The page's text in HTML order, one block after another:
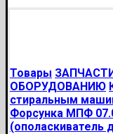
Товары
ОБОРУДОВАНИЮ
стиральным
Форсунка МПФ
(ополаскиватель